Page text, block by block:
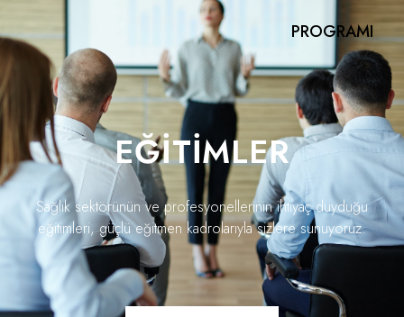
PROGRAMI
EĞITIMLER
Sağlık sektörünün ve profesyonellerinin ihtiyaç duyduğu
eğitimleri, güçlü eğitmen kadrolarıyla sizlere sunuyoruz.